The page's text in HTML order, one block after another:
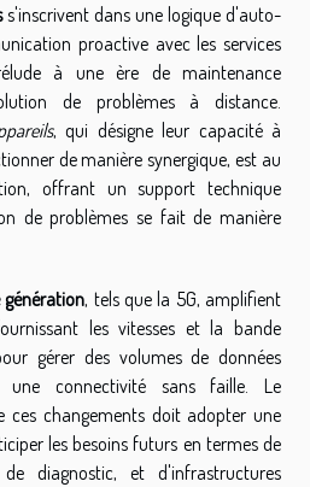
s'inscrivent dans une logique d'auto-
proactive avec les services
à une ère de maintenance
de problèmes à distance.
, qui désigne leur capacité à
de manière synergique, est au
offrant un support technique
de problèmes se fait de manière
génération, tels que la 5G, amplifient
les vitesses et la bande
gérer des volumes de données
une connectivité sans faille. Le
ces changements doit adopter une
les besoins futurs en termes de
diagnostic, et d'infrastructures